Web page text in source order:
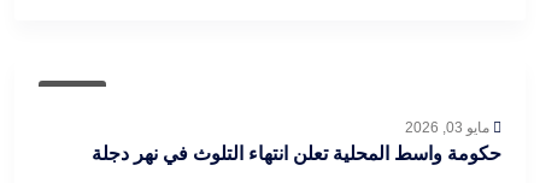
مايو 03, 2026
حكومة واسط المحلية تعلن انتهاء التلوث في نهر دجلة